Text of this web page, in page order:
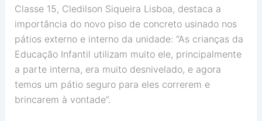
Classe 15, Cledilson Siqueira Lisboa, destaca a
importância do novo piso de concreto usinado nos
pátios externo e interno da unidade: “As crianças da
Educação Infantil utilizam muito ele, principalmente
a parte interna, era muito desnivelado, e agora
temos um pátio seguro para eles correrem e
brincarem à vontade”.